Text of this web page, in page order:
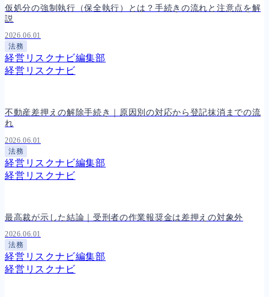
仮処分の強制執行（保全執行）とは？手続きの流れと注意点を解
説
2026.06.01
法務
経営リスクナビ編集部
経営リスクナビ
不動産差押えの解除手続き｜原因別の対応から登記抹消までの流
れ
2026.06.01
法務
経営リスクナビ編集部
経営リスクナビ
最高裁が示した結論｜受刑者の作業報奨金は差押えの対象外
2026.06.01
法務
経営リスクナビ編集部
経営リスクナビ